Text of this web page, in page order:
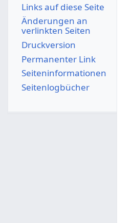
Links auf diese Seite
Änderungen an
verlinkten Seiten
Druckversion
Permanenter Link
Seiten­­informationen
Seitenlogbücher